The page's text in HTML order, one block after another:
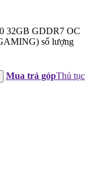
32GB GDDR7 OC
số lượng
Mua trả gópThủ tục